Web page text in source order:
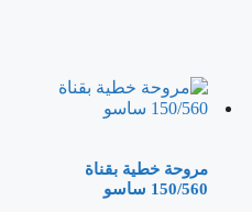
مروحة خطية بقناة
150/560 ساسو